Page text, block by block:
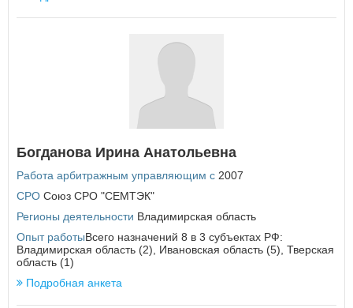
Самарская область
Саратовская область
Сахалинская область
Свердловская область
Севастополь
Смоленская область
Ставропольский край
Т
Тамбовская область
Богданова Ирина Анатольевна
Работа арбитражным управляющим с 2007
СРО Союз СРО "СЕМТЭК"
Регионы деятельности Владимирская область
Опыт работыВсего назначений 8 в 3 субъектах РФ:
Владимирская область (2), Ивановская область (5), Тверская
область (1)
Подробная анкета